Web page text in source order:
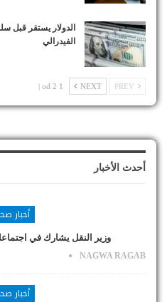
الدولار يستقر قبل
الفيدرالي
NEXT
1 od 2 |
أحدث الأخبار
أخبار
وزير النقل يشارك في
NAGWA RAGAB
أخبار